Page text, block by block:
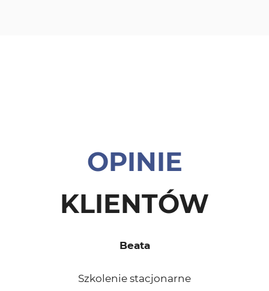
OPINIE
KLIENTÓW
Beata
Szkolenie stacjonarne